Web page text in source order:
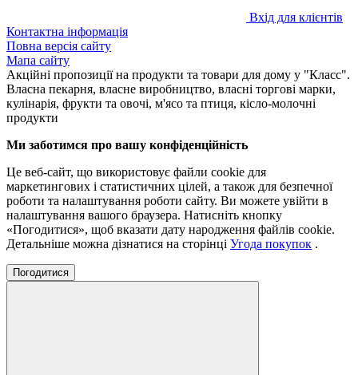
Вхід для клієнтів
Контактна інформація
Повна версія сайту
Мапа сайту
Акційні пропозиції на продукти та товари для дому у "Класс".
Власна пекарня, власне виробництво, власні торгові марки,
кулінарія, фрукти та овочі, м'ясо та птиця, кісло-молочні
продукти
Ми заботимся про вашу конфіденційність
Це веб-сайт, що використовує файли cookie для
маркетингових і статистичних цілей, а також для безпечної
роботи та налаштування роботи сайту. Ви можете увійти в
налаштування вашого браузера. Натисніть кнопку
«Погодитися», щоб вказати дату народження файлів cookie.
Детальніше можна дізнатися на сторінці Угода покупок .
Погодитися